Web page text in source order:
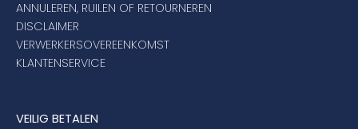
ANNULEREN, RUILEN OF RETOURNEREN
DISCLAIMER
VERWERKERSOVEREENKOMST
KLANTENSERVICE
VEILIG BETALEN